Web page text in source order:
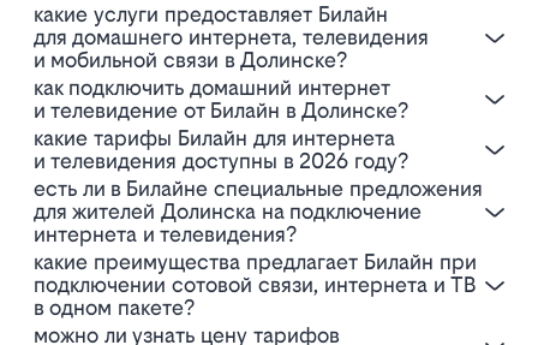
Какие услуги предоставляет Билайн
для домашнего интернета, телевидения
и мобильной связи в Долинске?
Как подключить домашний интернет
и телевидение от Билайн в Долинске?
Какие тарифы Билайн для интернета
и телевидения доступны в 2026 году?
Есть ли в Билайне специальные предложения
для жителей Долинска на подключение
интернета и телевидения?
Какие преимущества предлагает Билайн при
подключении сотовой связи, интернета и ТВ
в одном пакете?
Можно ли узнать цену тарифов